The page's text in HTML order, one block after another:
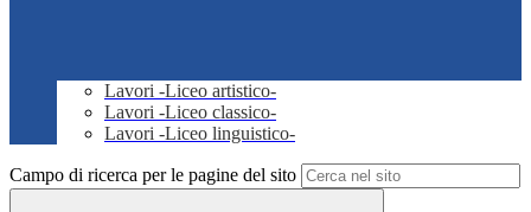
Lavori -Liceo artistico-
Lavori -Liceo classico-
Lavori -Liceo linguistico-
Campo di ricerca per le pagine del sito